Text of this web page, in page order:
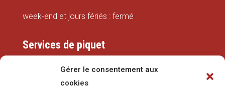
Gérer le consentement aux
cookies
week-end et jours fériés : fermé
Services de piquet
079 337 66 42